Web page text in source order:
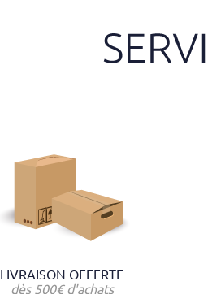
LIVRAISON OFFERTE
dès 500€ d'achats